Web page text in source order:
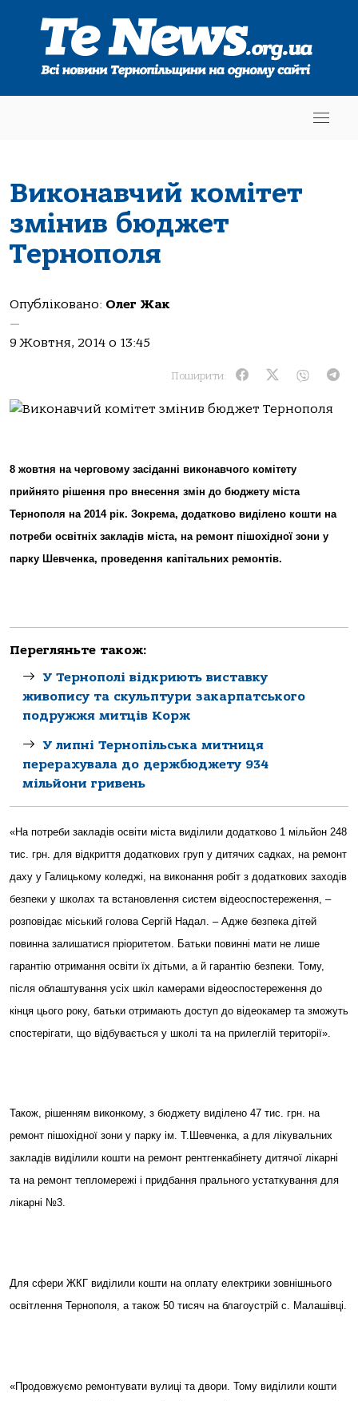
Виконавчий комітет
змінив бюджет
Тернополя
Опубліковано: Олег Жак
—
9 Жовтня, 2014 о 13:45
Поширити:
8 жовтня на черговому засіданні виконавчого комітету
прийнято рішення про внесення змін до бюджету міста
Тернополя на 2014 рік. Зокрема, додатково виділено кошти на
потреби освітніх закладів міста, на ремонт пішохідної зони у
парку Шевченка, проведення капітальних ремонтів.
Перегляньте також:
У Тернополі відкриють виставку
живопису та скульптури закарпатського
подружжя митців Корж
У липні Тернопільська митниця
перерахувала до держбюджету 934
мільйони гривень
«На потреби закладів освіти міста виділили додатково 1 мільйон 248
тис. грн. для відкриття додаткових груп у дитячих садках, на ремонт
даху у Галицькому коледжі, на виконання робіт з додаткових заходів
безпеки у школах та встановлення систем відеоспостереження, –
розповідає міський голова Сергій Надал. – Адже безпека дітей
повинна залишатися пріоритетом. Батьки повинні мати не лише
гарантію отримання освіти їх дітьми, а й гарантію безпеки. Тому,
після облаштування усіх шкіл камерами відеоспостереження до
кінця цього року, батьки отримають доступ до відеокамер та зможуть
спостерігати, що відбувається у школі та на прилеглій території».
Також, рішенням виконкому, з бюджету виділено 47 тис. грн. на
ремонт пішохідної зони у парку ім. Т.Шевченка, а для лікувальних
закладів виділили кошти на ремонт рентгенкабінету дитячої лікарні
та на ремонт тепломережі і придбання прального устаткування для
лікарні №3.
Для сфери ЖКГ виділили кошти на оплату електрики зовнішнього
освітлення Тернополя, а також 50 тисяч на благоустрій с. Малашівці.
«Продовжуємо ремонтувати вулиці та двори. Тому виділили кошти